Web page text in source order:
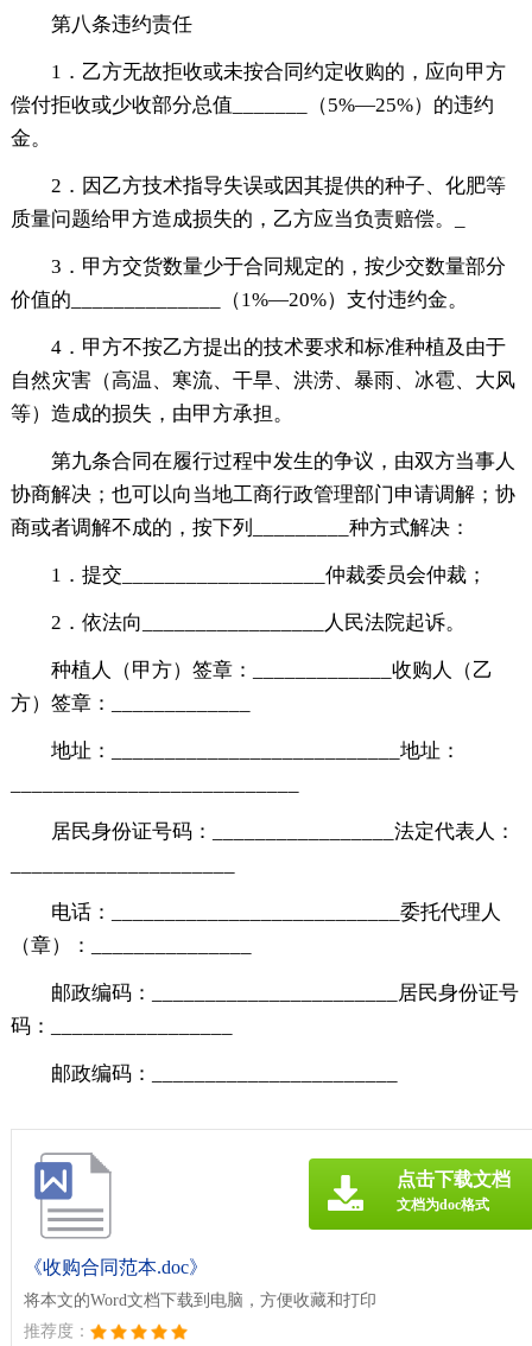
第八条违约责任
1．乙方无故拒收或未按合同约定收购的，应向甲方
偿付拒收或少收部分总值_______（5%—25%）的违约
金。
2．因乙方技术指导失误或因其提供的种子、化肥等
质量问题给甲方造成损失的，乙方应当负责赔偿。_
3．甲方交货数量少于合同规定的，按少交数量部分
价值的______________（1%—20%）支付违约金。
4．甲方不按乙方提出的技术要求和标准种植及由于
自然灾害（高温、寒流、干旱、洪涝、暴雨、冰雹、大风
等）造成的损失，由甲方承担。
第九条合同在履行过程中发生的争议，由双方当事人
协商解决；也可以向当地工商行政管理部门申请调解；协
商或者调解不成的，按下列_________种方式解决：
1．提交___________________仲裁委员会仲裁；
2．依法向_________________人民法院起诉。
种植人（甲方）签章：_____________收购人（乙
方）签章：_____________
地址：___________________________地址：
居民身份证号码：_________________法定代表人：
电话：___________________________委托代理人
（章）：_______________
邮政编码：_______________________居民身份证号
码：_________________
邮政编码：_______________________
《收购合同范本.doc》
将本文的Word文档下载到电脑，方便收藏和打印
推荐度：
点击下载文档
文档为doc格式